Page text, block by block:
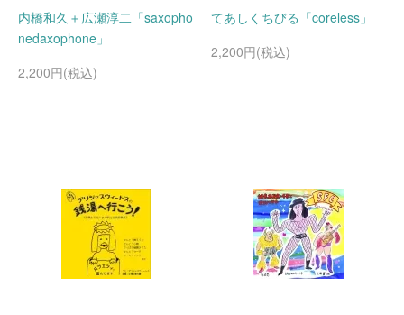
内橋和久＋広瀬淳二「saxopho
nedaxophone」
2,200円(税込)
てあしくちびる「coreless」
2,200円(税込)